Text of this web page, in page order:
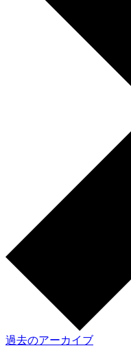
過去のアーカイブ